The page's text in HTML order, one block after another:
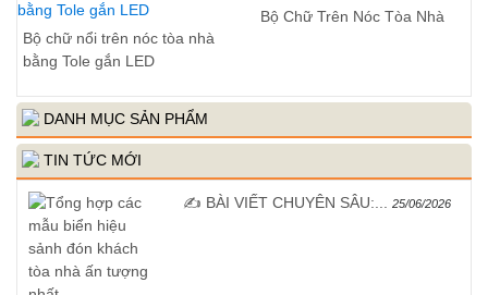
Bộ chữ nổi trên nóc tòa nhà
bằng Tole gắn LED
Bộ Chữ Trên Nóc Tòa Nhà
DANH MỤC SẢN PHẨM
TIN TỨC MỚI
✍️ BÀI VIẾT CHUYÊN SÂU:... 25/06/2026